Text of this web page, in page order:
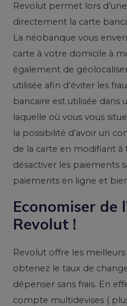
Revolut permet lors
directement la carte
La néobanque vous
carte à votre domicile à
également de
utilisée afin d’éviter les
bancaire est utilisée dans
laquelle où vous vous
la possibilité d’avoir un
de la carte en modifiant
désactiver les paiements
paiements en ligne et
Economiser de
Revolut !
Revolut offre les
obtenez le taux de
dépenser sans frais. En
compte multidevises (